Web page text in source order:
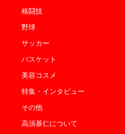
格闘技
野球
サッカー
バスケット
美容コスメ
特集・インタビュー
その他
高須基仁について